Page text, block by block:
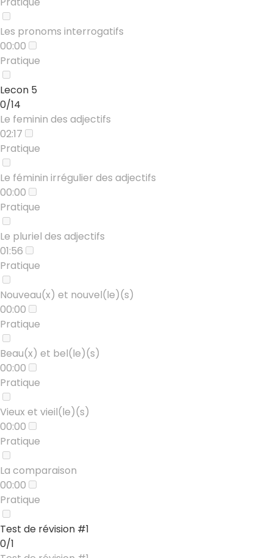
Les pronoms interrogatifs
00:00
Pratique
Lecon 5
0/14
Le feminin des adjectifs
02:17
Pratique
Le féminin irrégulier des adjectifs
00:00
Pratique
Le pluriel des adjectifs
01:56
Pratique
Nouveau(x) et nouvel(le)(s)
00:00
Pratique
Beau(x) et bel(le)(s)
00:00
Pratique
Vieux et vieil(le)(s)
00:00
Pratique
La comparaison
00:00
Pratique
Test de révision #1
0/1